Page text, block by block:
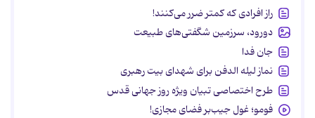
راز افرادی که کمتر ضرر می‌کنند!
دورود، سرزمین شگفتی‌های طبیعت
جان فدا
نماز لیله الدفن برای شهدای بیت رهبری
طرح اختصاصی تبیان ویژه روز جهانی قدس
فومو؛ غول جیب‌بر فضای مجازی!